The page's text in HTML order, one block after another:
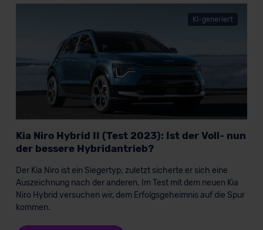
KI-generiert
Kia Niro Hybrid II (Test 2023): Ist der Voll- nun
der bessere Hybridantrieb?
Der Kia Niro ist ein Siegertyp; zuletzt sicherte er sich eine
Auszeichnung nach der anderen. Im Test mit dem neuen Kia
Niro Hybrid versuchen wir, dem Erfolgsgeheimnis auf die Spur
kommen.